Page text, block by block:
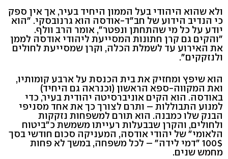
ולא שהוא היהודי בעל הממון היחיד בעיר, אך אין ספק
כי הנדיב הידוע של חב"ד-אודסה הוא גרנובסקי. "הוא
יודע על כל מי שהתחתן ונפטר", אומר הרב וולף.
"והקים גם קרן חתונות המסייעת ליהודי אודסה לממן
את האירוע עד לשמלת הכלה, וקרן שמסייעת לחולים
ולנזקקים".
הוא שיפץ ומחזיק את בית הכנסת על ארבע קומותיו,
ואת המקווה-ספא הראשון (וכנראה גם היחיד)
באודסה. הוא הקים אוניברסיטה יהודית בעיר, כדי
למנוע התבוללות – ותרם לצורך כך את אחד מסניפי
הבנק שלו כמבנה. הוא תורם למשפחות נזקקות
ולחולים, והקרן שבבעלות רעייתו משמשת כ"ביטוח
הלאומי" של יהודי אודסה, המעניקה סכום חודשי בסך
100$ "דמי לידה" – לכל משפחה, במשך לא פחות
מחמש שנים.